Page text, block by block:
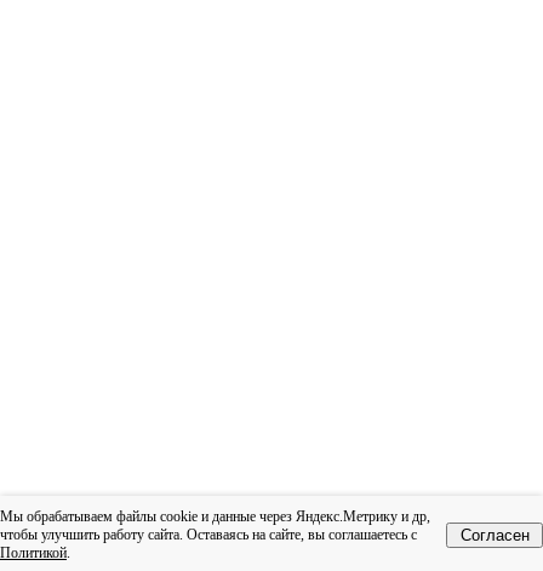
Мы обрабатываем файлы cookie и данные через Яндекс.Метрику и др,
чтобы улучшить работу сайта. Оставаясь на сайте, вы соглашаетесь с
Политикой.
Согласен